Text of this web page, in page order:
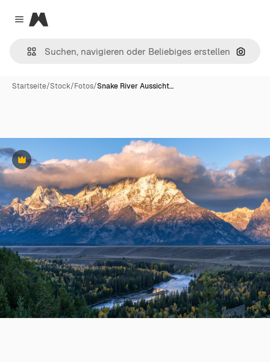
Close menu
Magnific
Nach
Startseite/Stock/Fotos/Snake River Aussicht…
Premium